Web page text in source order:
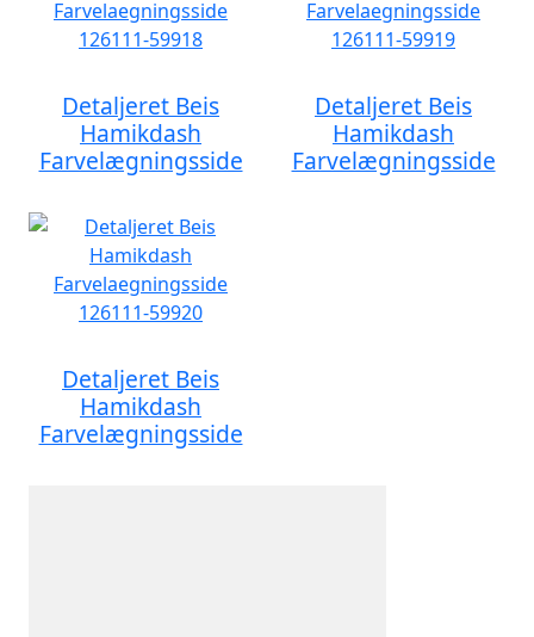
Detaljeret Beis
Hamikdash
Farvelægningsside
Detaljeret Beis
Hamikdash
Farvelægningsside
Detaljeret Beis
Hamikdash
Farvelægningsside